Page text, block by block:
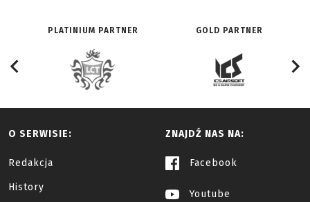
PLATINIUM PARTNER GOLD PARTNER
O SERWISIE:
Redakcja
History
ZNAJDŹ NAS NA:
Facebook
Youtube